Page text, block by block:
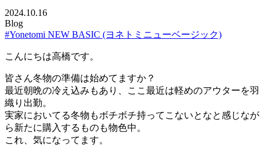
2024.10.16
Blog
#Yonetomi NEW BASIC (ヨネトミニューベージック)
こんにちは高橋です。
皆さん冬物の準備は始めてますか？
最近朝晩の冷え込みもあり、ここ最近は軽めのアウターを羽
織り出勤。
実家においてる冬物もボチボチ持ってこないとなと感じなが
ら新たに購入するものも物色中。
これ、気になってます。